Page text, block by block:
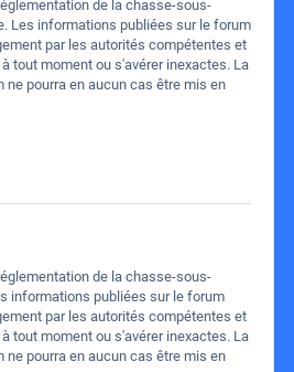
de la chasse-sous-
Les informations publiées sur le forum
par les autorités compétentes et
tout moment ou s'avérer inexactes. La
ne pourra en aucun cas être mis en
de la chasse-sous-
informations publiées sur le forum
par les autorités compétentes et
tout moment ou s'avérer inexactes. La
ne pourra en aucun cas être mis en